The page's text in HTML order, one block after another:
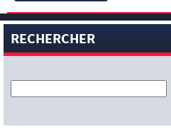
RECHERCHER